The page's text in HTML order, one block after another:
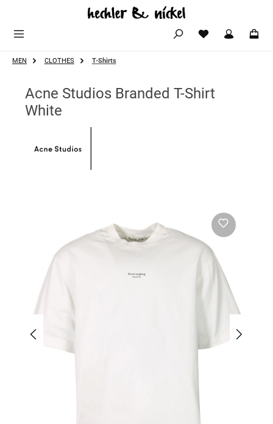
Zum Hauptinhalt springen
MEN CLOTHES T-Shirts
Acne Studios Branded T-Shirt
White